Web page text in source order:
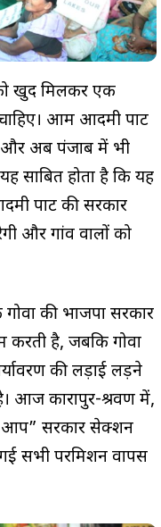
खुद मिलकर एक
आम आदमी पार्टी
और अब पंजाब में भी
साबित होता है कि यह
पार्टी की सरकार
और गांव वालों को
की भाजपा सरकार
करती है, जबकि गोवा
की लड़ाई लड़ने
आज कारापुर-श्रवण में,
“आप” सरकार सेक्शन
सभी परमिशन वापस